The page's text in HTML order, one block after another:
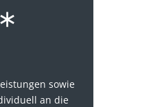
sowie
an die